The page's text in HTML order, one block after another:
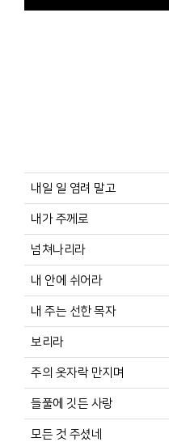
내일 일 염려 말고
내가 주께로
넘쳐나리라
내 안에 쉬어라
내 주는 선한 목자
보리라
주의 옷자락 만지며
들풀에 깃든 사랑
모든 것 주셨네